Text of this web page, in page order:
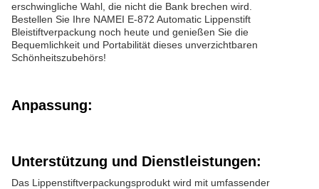
erschwingliche Wahl, die nicht die Bank brechen wird.
Bestellen Sie Ihre NAMEI E-872 Automatic Lippenstift
Bleistiftverpackung noch heute und genießen Sie die
Bequemlichkeit und Portabilität dieses unverzichtbaren
Schönheitszubehörs!
Anpassung:
Unterstützung und Dienstleistungen:
Das Lippenstiftverpackungsprodukt wird mit umfassender